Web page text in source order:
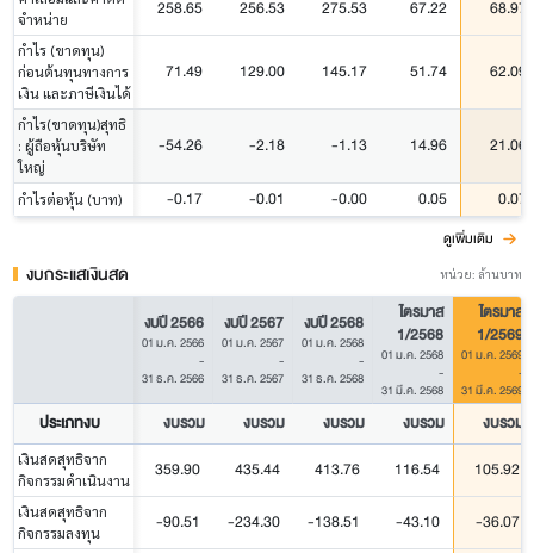
จำหน่าย
258.65 256.53 275.53 67.22 68.97
กำไร (ขาดทุน)
ก่อนต้นทุนทางการ
เงิน และภาษีเงินได้
71.49 129.00 145.17 51.74 62.09
กำไร(ขาดทุน)สุทธิ
: ผู้ถือหุ้นบริษัท
ใหญ่
-54.26 -2.18 -1.13 14.96 21.06
กำไรต่อหุ้น (บาท) -0.17 -0.01 -0.00 0.05 0.07
ดูเพิ่มเติม
งบกระแสเงินสด หน่วย: ล้านบาท
งบปี 2566
01 ม.ค. 2566
-
31 ธ.ค. 2566
งบปี 2567
01 ม.ค. 2567
-
31 ธ.ค. 2567
งบปี 2568
01 ม.ค. 2568
-
31 ธ.ค. 2568
ไตรมาส
1/2568
01 ม.ค. 2568
-
31 มี.ค. 2568
ไตรมาส
1/2569
01 ม.ค. 2569
-
31 มี.ค. 2569
ประเภทงบ งบรวม งบรวม งบรวม งบรวม งบรวม
เงินสดสุทธิจาก
กิจกรรมดำเนินงาน
359.90 435.44 413.76 116.54 105.92
เงินสดสุทธิจาก
กิจกรรมลงทุน
-90.51 -234.30 -138.51 -43.10 -36.07